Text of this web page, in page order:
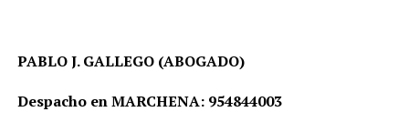
PABLO J. GALLEGO (ABOGADO)
Despacho en MARCHENA: 954844003